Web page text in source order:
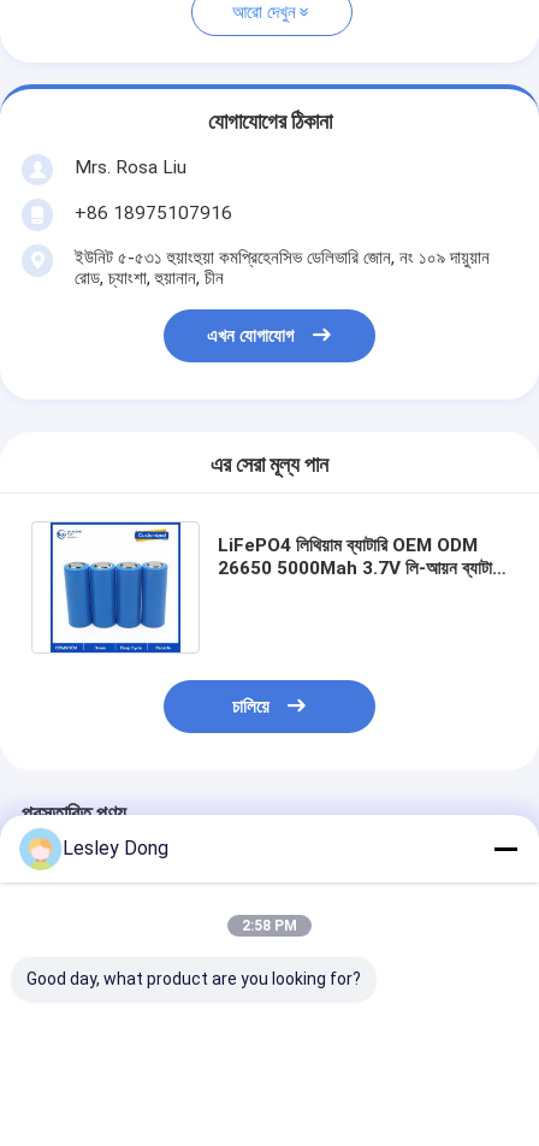
আরো দেখুন
যোগাযোগের ঠিকানা
Mrs. Rosa Liu
+86 18975107916
ইউনিট ৫-৫৩১ হুয়াংহুয়া কমপ্রিহেনসিভ ডেলিভারি জোন, নং ১০৯ দায়ুয়ান
রোড, চ্যাংশা, হুয়ানান, চীন
এখন যোগাযোগ
এর সেরা মূল্য পান
LiFePO4 লিথিয়াম ব্যাটারি OEM ODM
26650 5000Mah 3.7V লি-আয়ন ব্যাটারি
চালিয়ে
প্রস্তাবিত পণ্য
Lesley Dong
2:58 PM
Good day, what product are you looking for?